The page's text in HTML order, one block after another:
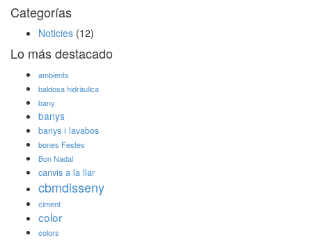
Categorías
Noticies (12)
Lo más destacado
ambients
baldosa hidràulica
bany
banys
banys i lavabos
bones Festes
Bon Nadal
canvis a la llar
cbmdisseny
ciment
color
colors